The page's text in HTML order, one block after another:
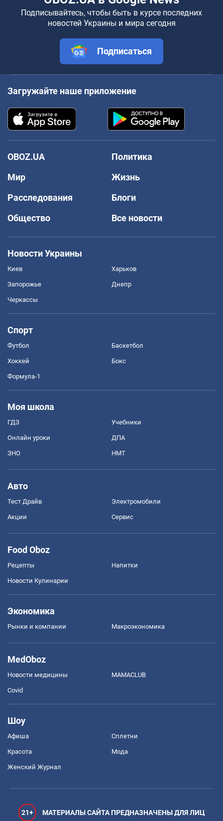
Подписывайтесь, чтобы быть в курсе последних
новостей Украины и мира сегодня
Подписаться
Загружайте наше приложение
OBOZ.UA
Политика
Мир
Жизнь
Расследования
Блоги
Общество
Все новости
Новости Украины
Киев Харьков
Запорожье Днепр
Черкассы
Спорт
Футбол Баскетбол
Хоккей Бокс
Формула-1
Моя школа
ГДЗ Учебники
Онлайн уроки ДПА
ЗНО НМТ
Авто
Тест Драйв Электромобили
Акции Сервис
Food Oboz
Рецепты Напитки
Новости Кулинарии
Экономика
Рынки и компании Mакроэкономика
MedOboz
Новости медицины MAMACLUB
Covid
Шоу
Афиша Сплетни
Красота Мода
Женский Журнал
21+
МАТЕРИАЛЫ САЙТА ПРЕДНАЗНАЧЕНЫ ДЛЯ ЛИЦ